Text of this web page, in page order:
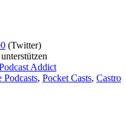
(Twitter)
unterstützen
Addict
Podcasts, Pocket Casts, Castro